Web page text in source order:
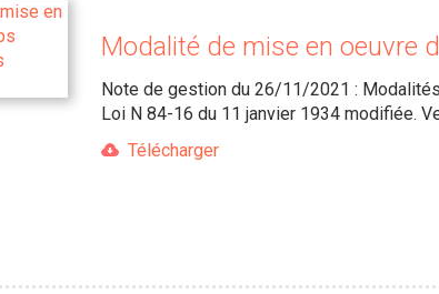
Modalité de mise en oeuvre
Note de gestion du 26/11/2021 :
Loi N 84-16 du 11 janvier 1934 modifiée.
Télécharger